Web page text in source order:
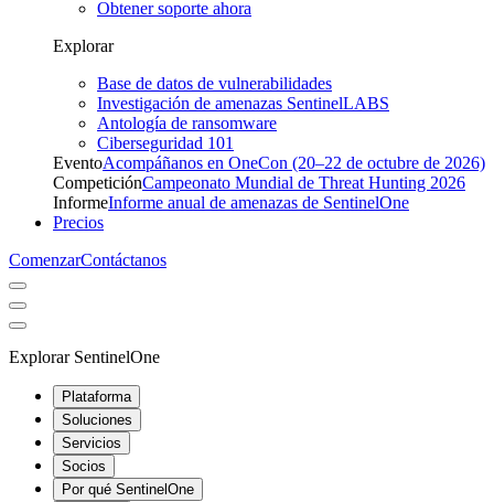
Obtener soporte ahora
Explorar
Base de datos de vulnerabilidades
Investigación de amenazas SentinelLABS
Antología de ransomware
Ciberseguridad 101
EventoAcompáñanos en OneCon (20–22 de octubre de 2026)
CompeticiónCampeonato Mundial de Threat Hunting 2026
InformeInforme anual de amenazas de SentinelOne
Precios
ComenzarContáctanos
Explorar SentinelOne
Plataforma
Soluciones
Servicios
Socios
Por qué SentinelOne